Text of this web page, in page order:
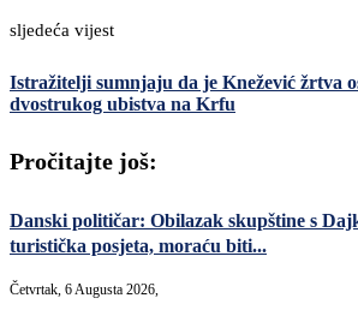
sljedeća vijest
Istražitelji sumnjaju da je Knežević žrtva
dvostrukog ubistva na Krfu
Pročitajte još:
Danski političar: Obilazak skupštine s
turistička posjeta, moraću biti...
Četvrtak, 6 Augusta 2026,